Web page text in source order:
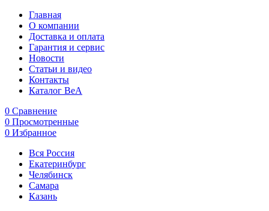
Главная
О компании
Доставка и оплата
Гарантия и сервис
Новости
Статьи и видео
Контакты
Каталог BeA
0 Сравнение
0 Просмотренные
0 Избранное
Вся Россия
Екатеринбург
Челябинск
Самара
Казань